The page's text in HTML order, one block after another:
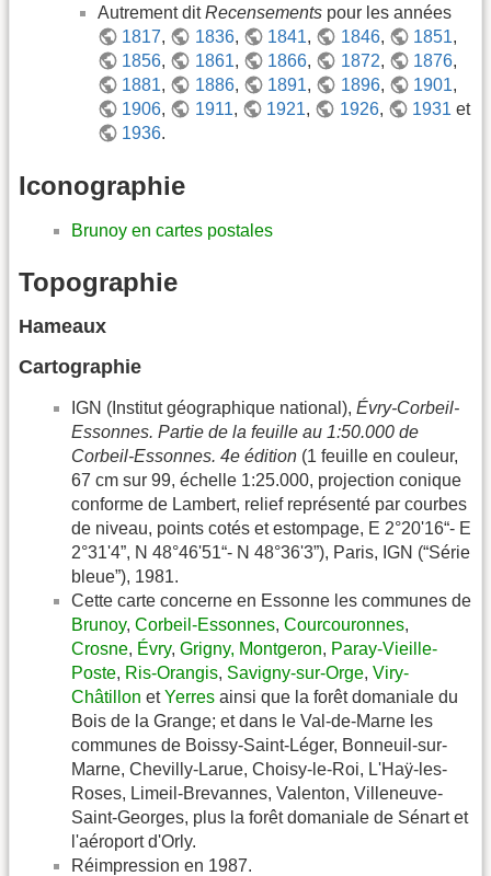
Autrement ditRecensements pour les années
1817, 1836, 1841, 1846, 1851,
1856, 1861, 1866, 1872, 1876,
1881, 1886, 1891, 1896, 1901,
1906, 1911, 1921, 1926, 1931 et
1936.
Iconographie
Brunoy en cartes postales
Topographie
Hameaux
Cartographie
IGN (Institut géographique national), Évry-Corbeil-
Essonnes. Partie de la feuille au 1:50.000 de
Corbeil-Essonnes. 4e édition (1 feuille en couleur,
67 cm sur 99, échelle 1:25.000, projection conique
conforme de Lambert, relief représenté par courbes
de niveau, points cotés et estompage, E 2°20'16“- E
2°31'4”, N 48°46'51“- N 48°36'3”), Paris, IGN (“Série
bleue”), 1981.
Cette carte concerne en Essonne les communes de
Brunoy, Corbeil-Essonnes, Courcouronnes,
Crosne, Évry, Grigny, Montgeron, Paray-Vieille-
Poste, Ris-Orangis, Savigny-sur-Orge, Viry-
Châtillon etYerres ainsi que la forêt domaniale du
Bois de la Grange; et dans le Val-de-Marne les
communes de Boissy-Saint-Léger, Bonneuil-sur-
Marne, Chevilly-Larue, Choisy-le-Roi, L'Haÿ-les-
Roses, Limeil-Brevannes, Valenton, Villeneuve-
Saint-Georges, plus la forêt domaniale de Sénart et
l'aéroport d'Orly.
Réimpression en 1987.